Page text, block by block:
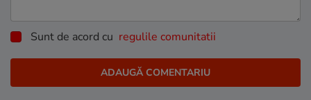
Sunt de acord cu regulile comunitatii